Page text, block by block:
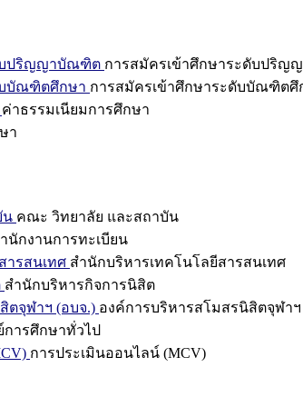
บปริญญาบัณฑิต การสมัครเข้าศึกษาระดับปริญ
บบัณฑิตศึกษา การสมัครเข้าศึกษาระดับบัณฑิตศึ
ค่าธรรมเนียมการศึกษา
า
น คณะ วิทยาลัย และสถาบัน
นักงานการทะเบียน
ารสนเทศ สำนักบริหารเทคโนโลยีสารสนเทศ
สำนักบริหารกิจการนิสิต
ตจุฬาฯ (อบจ.) องค์การบริหารสโมสรนิสิตจุฬาฯ
การศึกษาทั่วไป
การประเมินออนไลน์ (MCV)